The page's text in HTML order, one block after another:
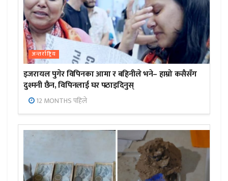
अन्तर्राष्ट्रिय
इजरायल पुगेर विपिनका आमा र बहिनीले भने– हाम्रो कसैसँग
दुश्मनी छैन, विपिनलाई घर पठाइदिनुस्
12 MONTHS पहिले